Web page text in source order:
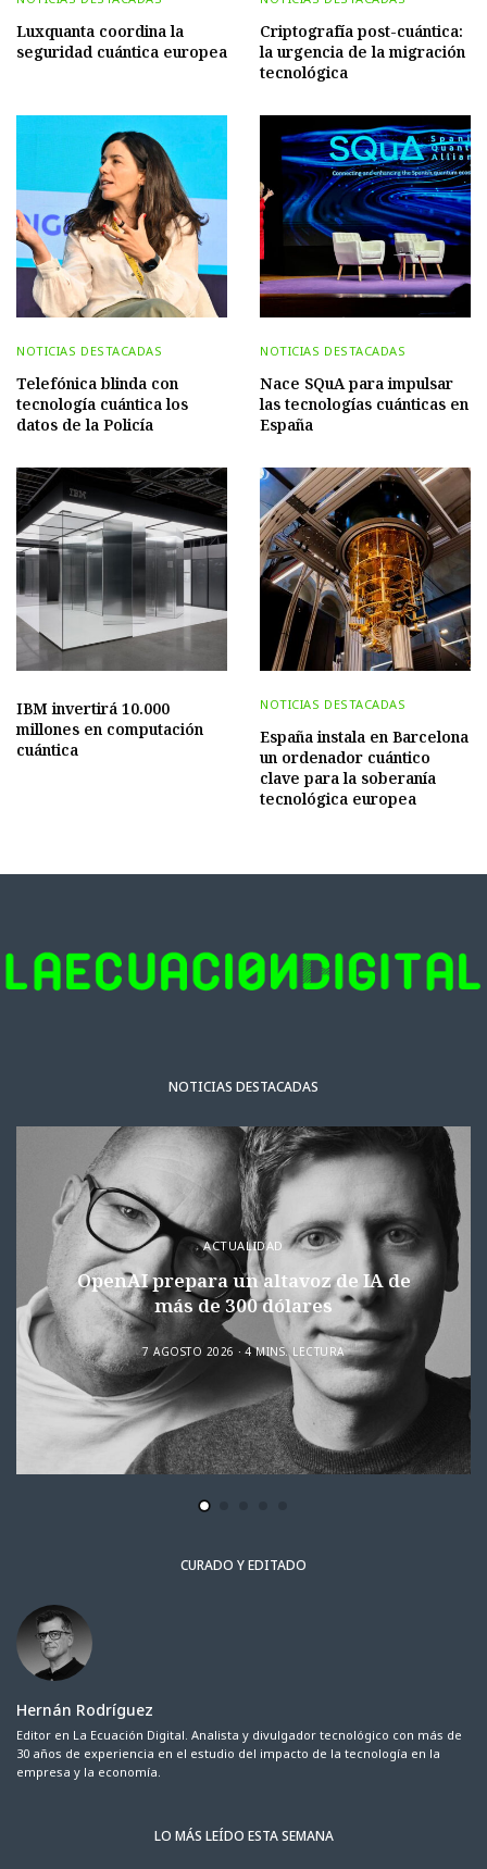
Luxquanta coordina la
seguridad cuántica europea
Criptografía post-cuántica:
la urgencia de la migración
tecnológica
NOTICIAS DESTACADAS
Telefónica blinda con
tecnología cuántica los
datos de la Policía
NOTICIAS DESTACADAS
Nace SQuA para impulsar
las tecnologías cuánticas en
España
IBM invertirá 10.000
millones en computación
cuántica
NOTICIAS DESTACADAS
España instala en Barcelona
un ordenador cuántico
clave para la soberanía
tecnológica europea
NOTICIAS DESTACADAS
ACTUALIDAD
OpenAI prepara un altavoz de IA de
más de 300 dólares
7 AGOSTO 2026 4 MINS. LECTURA
CURADO Y EDITADO
Hernán Rodríguez
Editor en La Ecuación Digital. Analista y divulgador tecnológico con más de
30 años de experiencia en el estudio del impacto de la tecnología en la
empresa y la economía.
LO MÁS LEÍDO ESTA SEMANA